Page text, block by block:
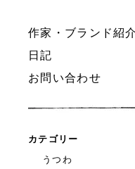
作家・ブランド紹介
日記
お問い合わせ
カテゴリー
うつわ